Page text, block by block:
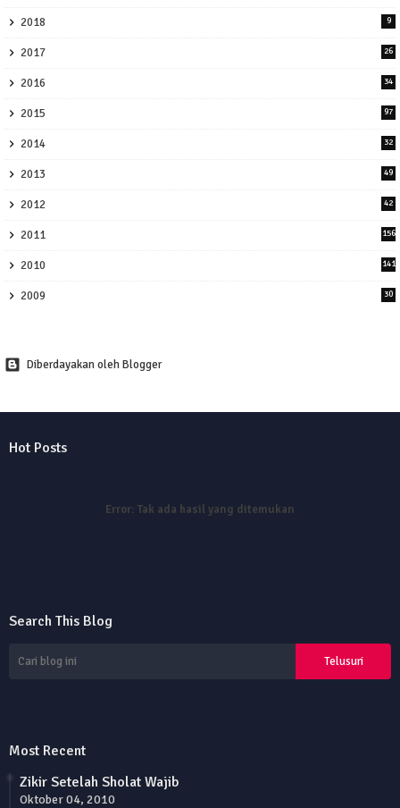
2018 9
2017 26
2016 34
2015 97
2014 32
2013 49
2012 42
2011 156
2010 141
2009 30
Diberdayakan oleh Blogger
Hot Posts
Error: Tak ada hasil yang ditemukan
Search This Blog
Most Recent
Zikir Setelah Sholat Wajib
Oktober 04, 2010